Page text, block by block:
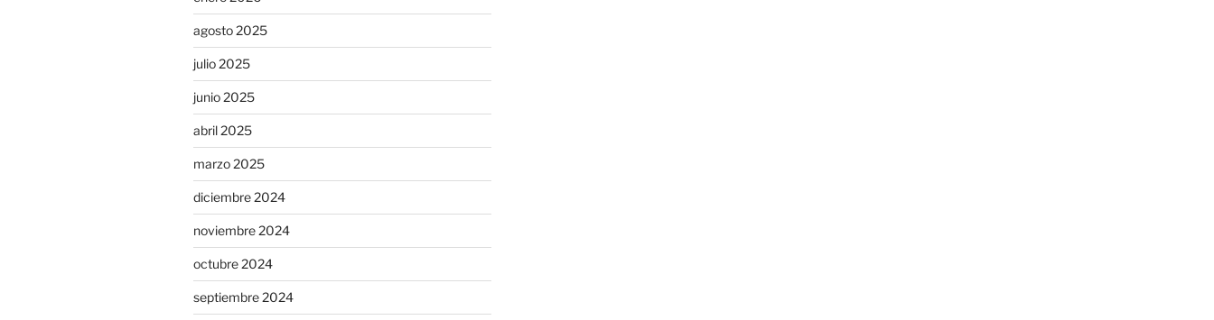
agosto 2025
julio 2025
junio 2025
abril 2025
marzo 2025
diciembre 2024
noviembre 2024
octubre 2024
septiembre 2024